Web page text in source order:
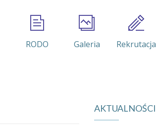
RODO Galeria Rekrutacja
AKTUALNOŚCI